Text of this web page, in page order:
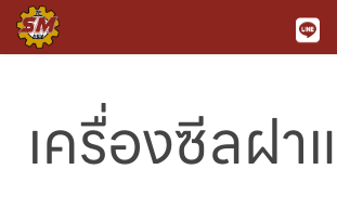
เครื่องซีลฝา